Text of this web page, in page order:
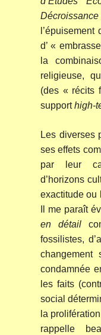
l’épuisement
d’ «
la
religieuse,
(des « récits
supporthigh-
Les diverses
ses effets
par leur
d’horizons
exactitude ou
Il me paraît
en détail
fossilistes,
condamnée
les faits
social
la
rappelle